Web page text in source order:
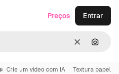
Limpar
Preços Entrar
Crie um vídeo com IA Textura papel